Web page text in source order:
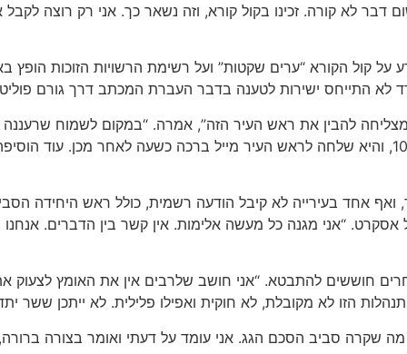
דבר לא קורה. זכינו בקול קורא, וזה נשאר כך. אני רק רוצה
קול הקורא “ערים שקטות” ועל רשימת הרשויות הזוכות הופץ
לא התייחס ישירות לטענה בדבר העברת המכתב דרך גורם
להבין את ראש העיר הזה”, אמרה. “במקום לשמוח
והתגוננות”. לדבריה, הודעה רשמית ממשרד השרה יצאה בשעה 10:34, והיא שלחה לראש העיר מייל
אחד בעירייה לא קיבל הודעה רשמית, כולל ראש היחידה
“אני מגנה כל מעשה אלימות. אין קשר בין הדברים.
חוששים להתבטא. “אני חושב שלרבים אין את האומץ לצעוק
הזו לא מקובלת, לא חוקית ואפילו פלילית. לא ייתכן ששר
מה שקרה סביב הסכם הגג. אני עומד על דעתי ואומר בצורה